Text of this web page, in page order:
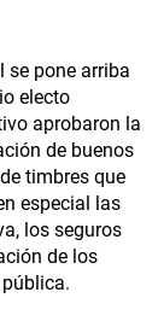
se pone arriba
electo
aprobaron la
de buenos
timbres que
especial las
los seguros
de los